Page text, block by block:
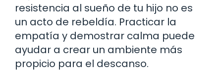
resistencia al sueño de tu hijo no es
un acto de rebeldía. Practicar la
empatía y demostrar calma puede
ayudar a crear un ambiente más
propicio para el descanso.